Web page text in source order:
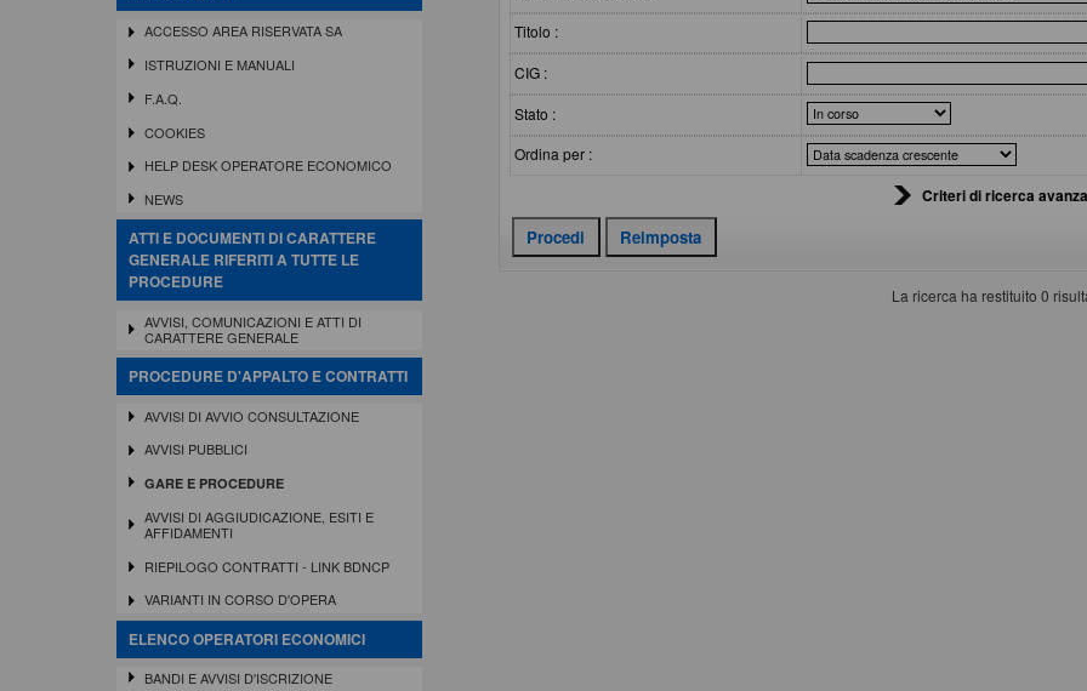
ACCESSO AREA RISERVATA SA
ISTRUZIONI E MANUALI
F.A.Q.
COOKIES
HELP DESK OPERATORE ECONOMICO
NEWS
ATTI E DOCUMENTI DI CARATTERE
GENERALE RIFERITI A TUTTE LE
PROCEDURE
AVVISI, COMUNICAZIONI E ATTI DI
CARATTERE GENERALE
PROCEDURE D'APPALTO E CONTRATTI
AVVISI DI AVVIO CONSULTAZIONE
AVVISI PUBBLICI
GARE E PROCEDURE
AVVISI DI AGGIUDICAZIONE, ESITI E
AFFIDAMENTI
RIEPILOGO CONTRATTI - LINK BDNCP
VARIANTI IN CORSO D'OPERA
ELENCO OPERATORI ECONOMICI
BANDI E AVVISI D'ISCRIZIONE
Titolo :
CIG :
Stato :
Ordina per :
Criteri di ricerca
La ricerca ha restituito 0